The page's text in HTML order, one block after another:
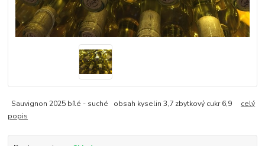
Sauvignon 2025 bílé - suché obsah kyselin 3,7 zbytkový cukr 6,9 celý
popis